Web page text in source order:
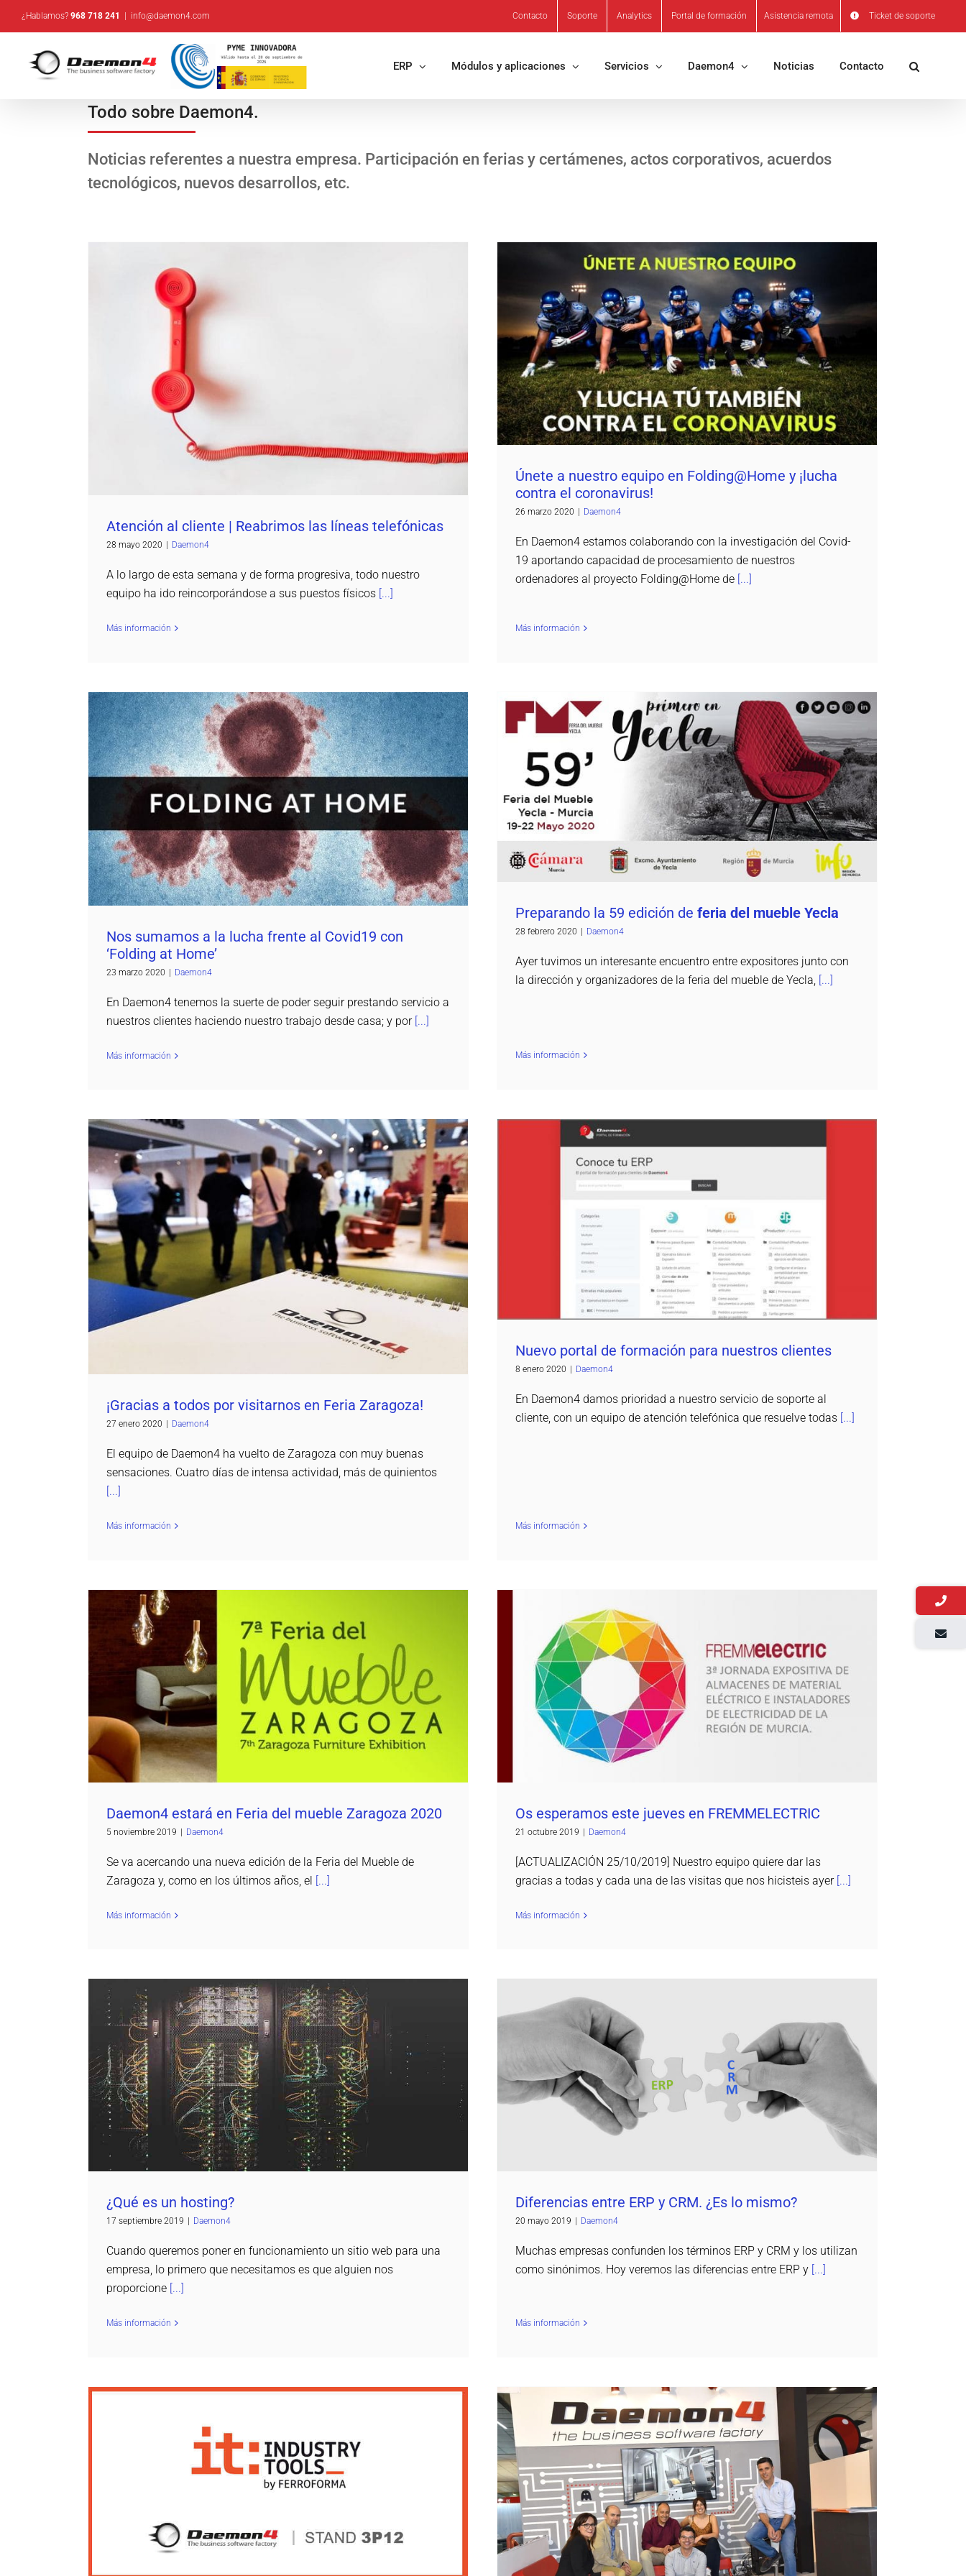
Saltar
al
contenido
¿Hablamos? 968 718 241 info@daemon4.com Contacto Soporte Analytics Portal de formación Asistencia remota Ticket de soporte
ERP Módulos y aplicaciones Servicios Daemon4 Noticias Contacto
Todo sobre Daemon4.
Noticias referentes a nuestra empresa. Participación en ferias y certámenes, actos corporativos, acuerdos
tecnológicos, nuevos desarrollos, etc.
Atención al cliente | Reabrimos las líneas telefónicas
28 mayo 2020 Daemon4
A lo largo de esta semana y de forma progresiva, todo nuestro
equipo ha ido reincorporándose a sus puestos físicos [...]
Más información
Únete a nuestro equipo en Folding@Home y ¡lucha contra el
coronavirus!
Daemon4
Únete a nuestro equipo en Folding@Home y ¡lucha
contra el coronavirus!
26 marzo 2020 | Daemon4
En Daemon4 estamos colaborando con la investigación del Covid-
19 aportando capacidad de procesamiento de nuestros
ordenadores al proyecto Folding@Home de [...]
Más información
Nos sumamos a la lucha frente al Covid19 con ‘Folding at Home’
Daemon4
Nos sumamos a la lucha frente al Covid19 con
‘Folding at Home’
23 marzo 2020 | Daemon4
En Daemon4 tenemos la suerte de poder seguir prestando servicio a
nuestros clientes haciendo nuestro trabajo desde casa; y por [...]
Más información
Preparando la 59 edición deferia del mueble Yecla
Daemon4
Preparando la 59 edición de feria del mueble Yecla
28 febrero 2020 Daemon4
Ayer tuvimos un interesante encuentro entre expositores junto con
la dirección y organizadores de la feria del mueble de Yecla, [...]
Más información
¡Gracias a todos por visitarnos en Feria Zaragoza!
Daemon4
¡Gracias a todos por visitarnos en Feria Zaragoza!
27 enero 2020 | Daemon4
El equipo de Daemon4 ha vuelto de Zaragoza con muy buenas
sensaciones. Cuatro días de intensa actividad, más de quinientos
[...]
Más información
Nuevo portal de formación para nuestros clientes
Daemon4
Nuevo portal de formación para nuestros clientes
8 enero 2020 Daemon4
En Daemon4 damos prioridad a nuestro servicio de soporte al
cliente, con un equipo de atención telefónica que resuelve todas [...]
Más información
Daemon4 estará en Feria del mueble Zaragoza 2020
Daemon4
Daemon4 estará en Feria del mueble Zaragoza 2020
5 noviembre 2019 | Daemon4
Se va acercando una nueva edición de la Feria del Mueble de
Zaragoza y, como en los últimos años, el [...]
Más información
Os esperamos este jueves en FREMMELECTRIC
Daemon4
Os esperamos este jueves en FREMMELECTRIC
21 octubre 2019 | Daemon4
[ACTUALIZACIÓN 25/10/2019] Nuestro equipo quiere dar las
gracias a todas y cada una de las visitas que nos hicisteis ayer [...]
Más información
¿Qué es un hosting?
Daemon4
¿Qué es un hosting?
17 septiembre 2019 | Daemon4
Cuando queremos poner en funcionamiento un sitio web para una
empresa, lo primero que necesitamos es que alguien nos
proporcione [...]
Más información
Diferencias entre ERP y CRM. ¿Es lo mismo?
Daemon4
Diferencias entre ERP y CRM. ¿Es lo mismo?
20 mayo 2019 | Daemon4
Muchas empresas confunden los términos ERP y CRM y los utilizan
como sinónimos. Hoy veremos las diferencias entre ERP y [...]
Más información
Os esperamos en Industry Tools by Ferroforma
Gracias por visitarnos en Feria del Mueble Yecla
Daemon4